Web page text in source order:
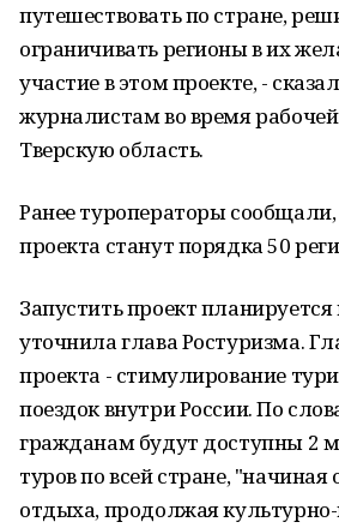
путешествовать по стране,
ограничивать регионы в их
участие в этом проекте, -
журналистам во время
Тверскую область.
Ранее туроператоры
проекта станут порядка 50
Запустить проект планируется
уточнила глава Ростуризма.
проекта - стимулирование
поездок внутри России. По
гражданам будут доступны 2
туров по всей стране, "начиная
отдыха, продолжая